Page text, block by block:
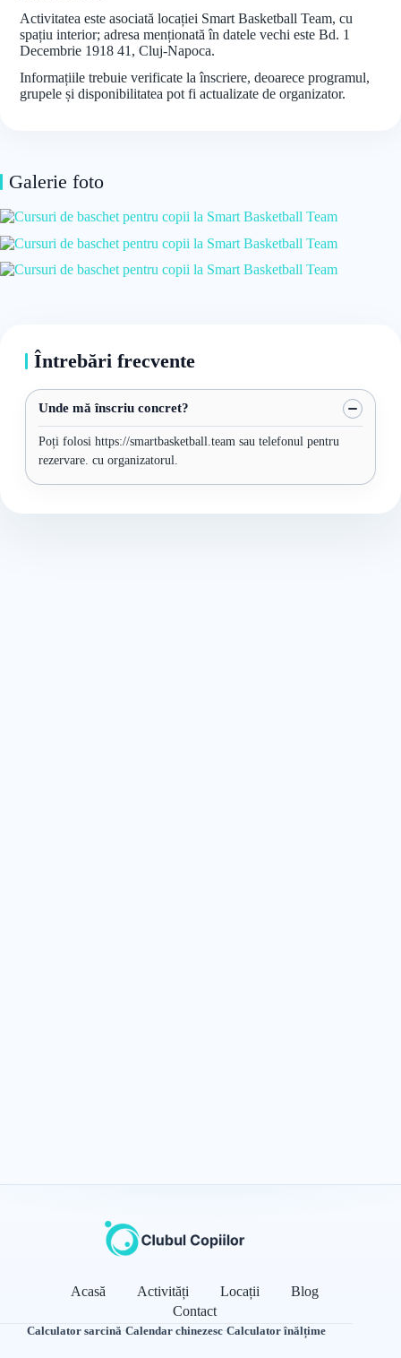
Activitatea este asociată locației Smart Basketball Team, cu
spațiu interior; adresa menționată în datele vechi este Bd. 1
Decembrie 1918 41, Cluj-Napoca.
Informațiile trebuie verificate la înscriere, deoarece programul,
grupele și disponibilitatea pot fi actualizate de organizator.
Galerie foto
Întrebări frecvente
Unde mă înscriu concret?
Poți folosi https://smartbasketball.team sau telefonul pentru
rezervare. cu organizatorul.
Acasă Activități Locații
Blog
Contact
Calculator sarcină·Calendar chinezesc·Calculator înălțime